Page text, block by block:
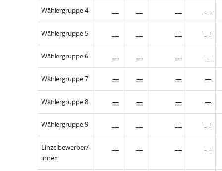
Wählergruppe 4 — — — —
Wählergruppe 5 — — — —
Wählergruppe 6 — — — —
Wählergruppe 7 — — — —
Wählergruppe 8 — — — —
Wählergruppe 9 — — — —
Einzelbewerber/-
innen
— — — —